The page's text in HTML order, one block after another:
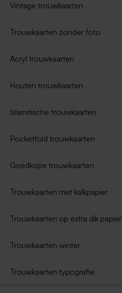
Vintage trouwkaarten
Trouwkaarten zonder foto
Acryl trouwkaarten
Houten trouwkaarten
Islamitische trouwkaarten
Pocketfold trouwkaarten
Goedkope trouwkaarten
Trouwkaarten met kalkpapier
Trouwkaarten op extra dik papier
Trouwkaarten winter
Trouwkaarten typografie